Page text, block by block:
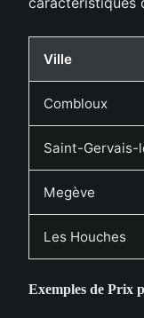
Ville
Combloux
Saint-Gervais-
Megève
Les Houches
Exemples de Prix